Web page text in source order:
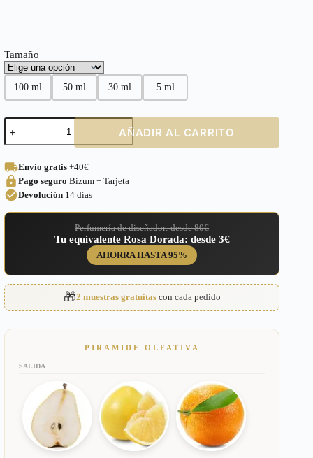
3,00€
hasta
16,95€
Tamaño
100 ml 50 ml 30 ml 5 ml
Perfume
equivalente
a
the
Emerald
Elixir
para
AÑADIR AL CARRITO
Envío gratis +40€
Pago seguro Bizum + Tarjeta
Devolución 14 días
Perfumería de diseñador: desde 80€
Tu equivalente Rosa Dorada: desde 3€
AHORRA HASTA 95%
🎁2 muestras gratuitascon cada pedido
PIRAMIDE OLFATIVA
SALIDA